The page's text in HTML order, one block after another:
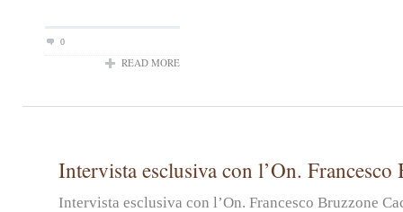
0
READ MORE
Intervista esclusiva con l’On. Francesco
Intervista esclusiva con l’On. Francesco Bruzzone